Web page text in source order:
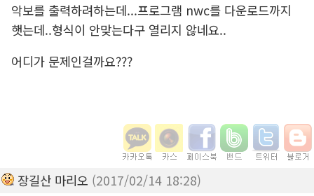
악보를 출력하려하는데...프로그램 nwc를 다운로드까지
햇는데..형식이 안맞는다구 열리지 않네요..
어디가 문제인걸까요???
장길산 마리오 (2017/02/14 18:28)